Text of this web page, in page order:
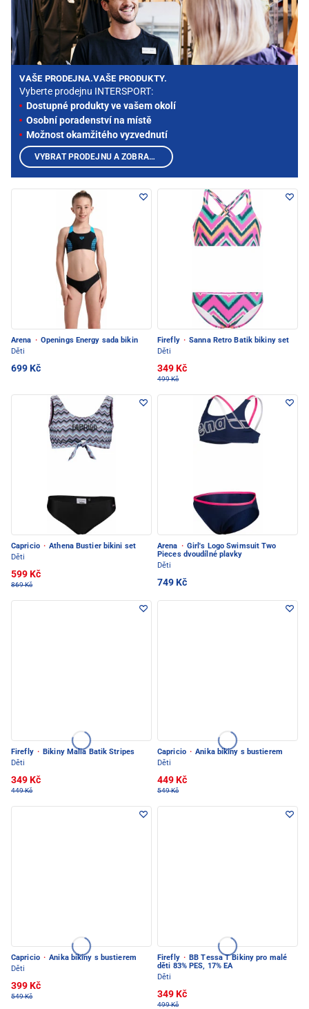
Arena · Openings Energy sada bikin
Děti
699 Kč
Firefly · Sanna Retro Batik bikiny set
Děti
349 Kč
499 Kč
Capricio · Athena Bustier bikini set
Děti
599 Kč
869 Kč
Arena · Girl's Logo Swimsuit Two
Pieces dvoudílné plavky
Děti
749 Kč
Firefly · Bikiny Malia Batik Stripes
Děti
349 Kč
449 Kč
Capricio · Anika bikiny s bustierem
Děti
449 Kč
549 Kč
Capricio · Anika bikiny s bustierem
Děti
399 Kč
549 Kč
Firefly · BB Tessa T Bikiny pro malé
děti 83% PES, 17% EA
Děti
349 Kč
499 Kč
VAŠE PRODEJNA.VAŠE PRODUKTY.
Vyberte prodejnu INTERSPORT:
Dostupné produkty ve vašem okolí
Osobní poradenství na místě
Možnost okamžitého vyzvednutí
VYBRAT PRODEJNU A ZOBRAZIT PRODUKTY